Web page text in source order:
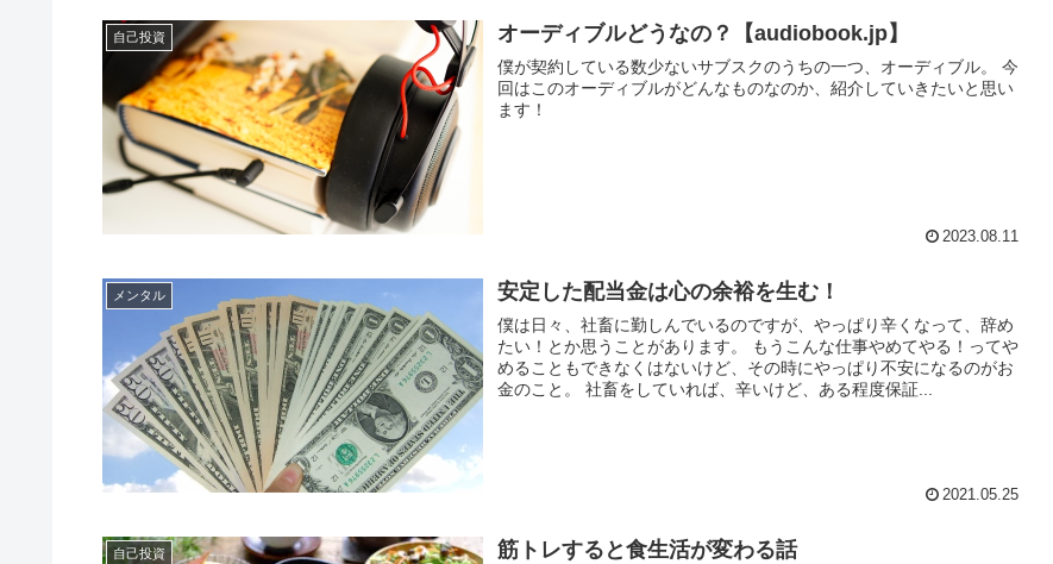
自己投資 オーディブルどうなの？【audiobook.jp】
僕が契約している数少ないサブスクのうちの一つ、オーディブル。 今
回はこのオーディブルがどんなものなのか、紹介していきたいと思い
ます！
2023.08.11
メンタル 安定した配当金は心の余裕を生む！
僕は日々、社畜に勤しんでいるのですが、やっぱり辛くなって、辞め
たい！とか思うことがあります。 もうこんな仕事やめてやる！ってや
めることもできなくはないけど、その時にやっぱり不安になるのがお
金のこと。 社畜をしていれば、辛いけど、ある程度保証...
2021.05.25
自己投資 筋トレすると食生活が変わる話